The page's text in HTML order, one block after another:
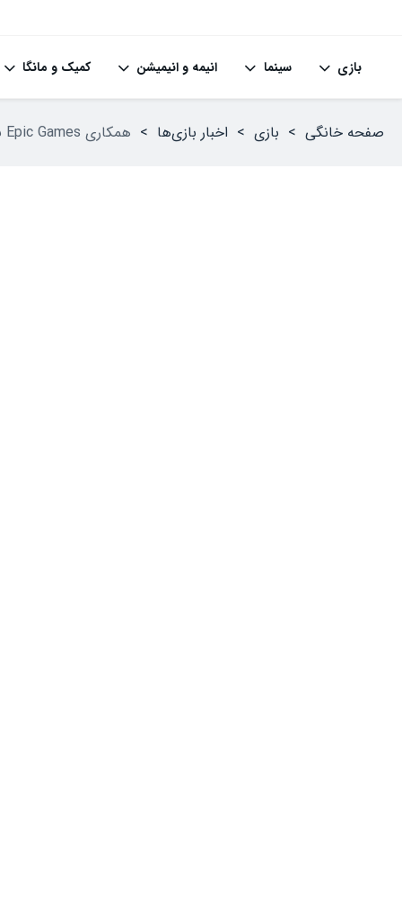
بازی سینما انیمه و انیمیشن کمیک و مانگا
صفحه خانگی > بازی > اخبار بازی‌ها > همکاری Epic Games با سازندگان Little Nightmares برای پروژه‌ای معرفی‌نشده